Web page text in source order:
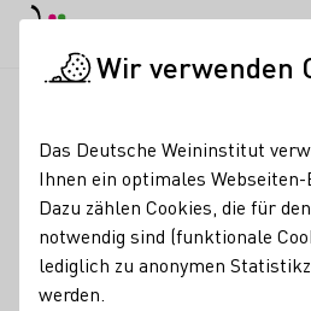
Amtsjahr: Diese
Wir verwenden
Das Deutsche Weininstitut
Ihnen ein optimales
Dazu zählen Cookies, die für
notwendig sind (funktionale
lediglich zu anonymen
werden.